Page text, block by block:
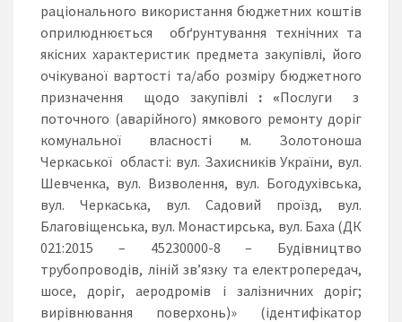
раціонального використання бюджетних коштів
оприлюднюється обґрунтування технічних та
якісних характеристик предмета закупівлі, його
очікуваної вартості та/або розміру бюджетного
призначення щодо закупівлі : «Послуги з
поточного (аварійного) ямкового ремонту доріг
комунальної власності м. Золотоноша
Черкаської області: вул. Захисників України, вул.
Шевченка, вул. Визволення, вул. Богодухівська,
вул. Черкаська, вул. Садовий проїзд, вул.
Благовіщенська, вул. Монастирська, вул. Баха (ДК
021:2015 – 45230000-8 – Будівництво
трубопроводів, ліній зв’язку та електропередач,
шосе, доріг, аеродромів і залізничних доріг;
вирівнювання поверхонь)» (ідентифікатор